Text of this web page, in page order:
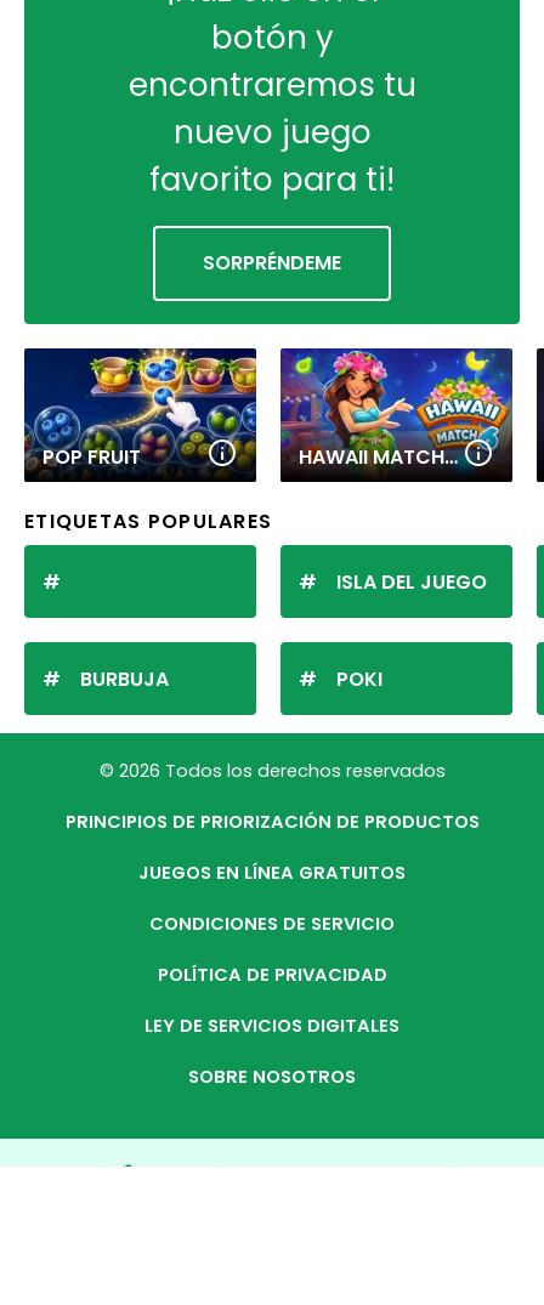
botón y
encontraremos tu
nuevo juego
favorito para ti!
SORPRÉNDEME
POP FRUIT HAWAII MATCH 6
ETIQUETAS POPULARES
BURBUJA
ISLA DEL JUEGO
POKI
© 2026 Todos los derechos reservados
PRINCIPIOS DE PRIORIZACIÓN DE PRODUCTOS
JUEGOS EN LÍNEA GRATUITOS
CONDICIONES DE SERVICIO
POLÍTICA DE PRIVACIDAD
LEY DE SERVICIOS DIGITALES
SOBRE NOSOTROS